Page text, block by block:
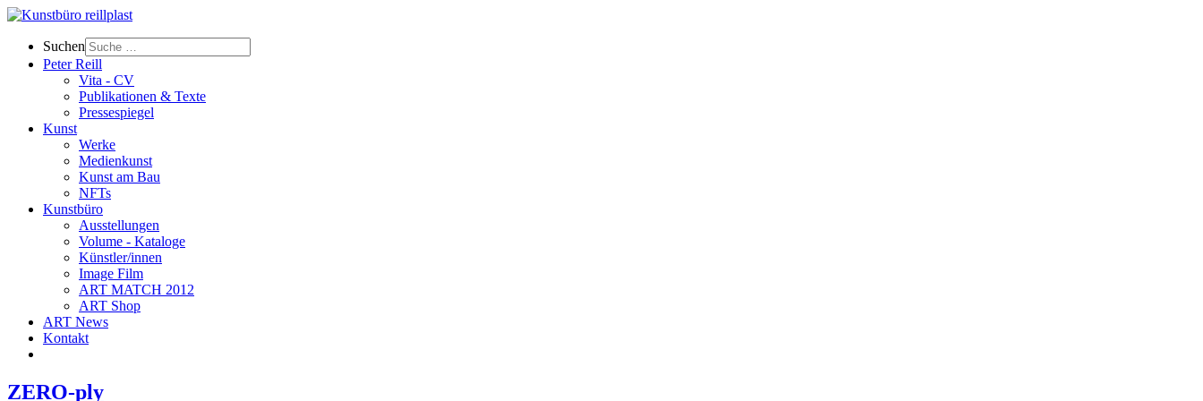
Suchen
Peter Reill
Vita - CV
Publikationen & Texte
Pressespiegel
Kunst
Werke
Medienkunst
Kunst am Bau
NFTs
Kunstbüro
Ausstellungen
Volume - Kataloge
Künstler/innen
Image Film
ART MATCH 2012
ART Shop
ART News
Kontakt
ZERO-ply